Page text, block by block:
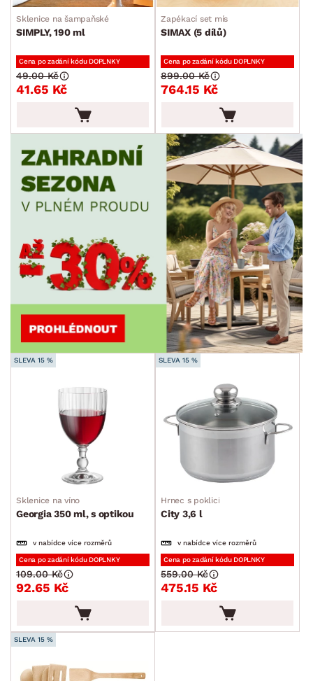
Sklenice na šampaňské
SIMPLY, 190 ml
Cena po zadání kódu DOPLNKY
41.65 Kč
49.00 Kč
Zapékací set mís
SIMAX (5 dílů)
Cena po zadání kódu DOPLNKY
764.15 Kč
899.00 Kč
SLEVA 15 %
Sklenice na víno
Georgia 350 ml, s optikou
v nabídce více rozměrů
Cena po zadání kódu DOPLNKY
92.65 Kč
109.00 Kč
SLEVA 15 %
Hrnec s poklicí
City 3,6 l
v nabídce více rozměrů
Cena po zadání kódu DOPLNKY
475.15 Kč
559.00 Kč
SLEVA 15 %